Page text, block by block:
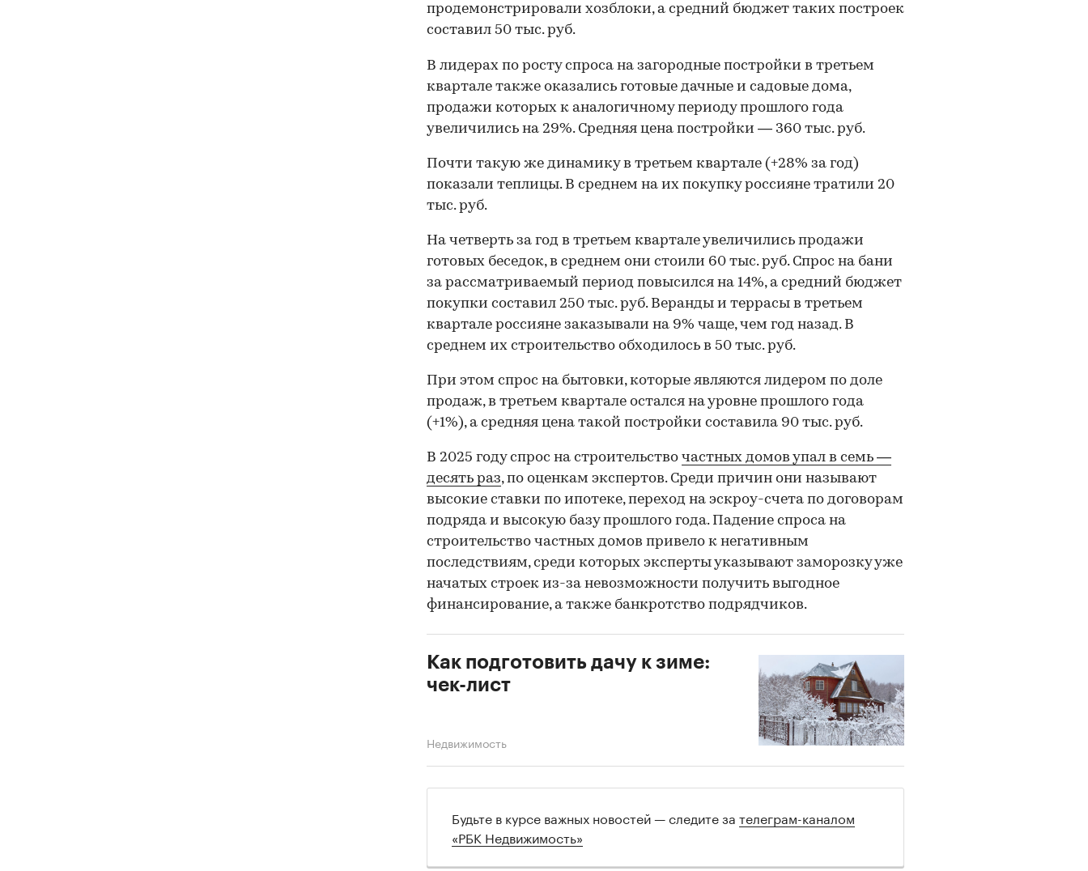
продемонстрировали хозблоки, а средний бюджет таких построек
составил 50 тыс. руб.
В лидерах по росту спроса на загородные постройки в третьем
квартале также оказались готовые дачные и садовые дома,
продажи которых к аналогичному периоду прошлого года
увеличились на 29%. Средняя цена постройки — 360 тыс. руб.
Почти такую же динамику в третьем квартале (+28% за год)
показали теплицы. В среднем на их покупку россияне тратили 20
тыс. руб.
На четверть за год в третьем квартале увеличились продажи
готовых беседок, в среднем они стоили 60 тыс. руб. Спрос на бани
за рассматриваемый период повысился на 14%, а средний бюджет
покупки составил 250 тыс. руб. Веранды и террасы в третьем
квартале россияне заказывали на 9% чаще, чем год назад. В
среднем их строительство обходилось в 50 тыс. руб.
При этом спрос на бытовки, которые являются лидером по доле
продаж, в третьем квартале остался на уровне прошлого года
(+1%), а средняя цена такой постройки составила 90 тыс. руб.
В 2025 году спрос на строительство частных домов упал в семь —
десять раз, по оценкам экспертов. Среди причин они называют
высокие ставки по ипотеке, переход на эскроу-счета по договорам
подряда и высокую базу прошлого года. Падение спроса на
строительство частных домов привело к негативным
последствиям, среди которых эксперты указывают заморозку уже
начатых строек из-за невозможности получить выгодное
финансирование, а также банкротство подрядчиков.
Как подготовить дачу к зиме:
чек-лист
Недвижимость
Будьте в курсе важных новостей — следите за телеграм-каналом
«РБК Недвижимость»